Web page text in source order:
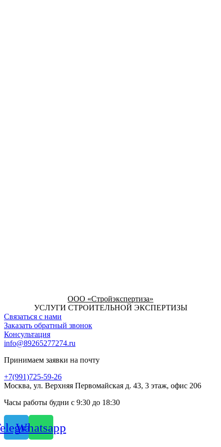
ООО «Стройэкспертиза»
УСЛУГИ СТРОИТЕЛЬНОЙ ЭКСПЕРТИЗЫ
Связаться с нами
Заказать обратный звонок
Консультация
info@89265277274.ru
Принимаем заявки на почту
+7(991)725-59-26
Москва, ул. Верхняя Первомайская д. 43, 3 этаж, офис 206
Часы работы будни с 9:30 до 18:30
Whatsapp